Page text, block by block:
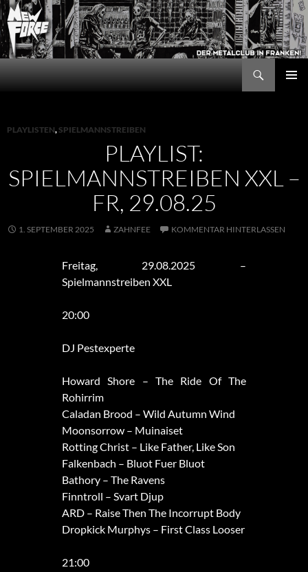
Zum
Inhalt
springen
New Force
PLAYLISTEN, SPIELMANNSTREIBEN
PLAYLIST:
SPIELMANNSTREIBEN XXL –
FR, 29.08.25
1. SEPTEMBER 2025 ZAHNFEE KOMMENTAR HINTERLASSEN
Freitag, 29.08.2025 –
Spielmannstreiben XXL
20:00
DJ Pestexperte
Howard Shore – The Ride Of The
Rohirrim
Caladan Brood – Wild Autumn Wind
Moonsorrow – Muinaiset
Rotting Christ – Like Father, Like Son
Falkenbach – Bluot Fuer Bluot
Bathory – The Ravens
Finntroll – Svart Djup
ARD – Raise Then The Incorrupt Body
Dropkick Murphys – First Class Looser
21:00